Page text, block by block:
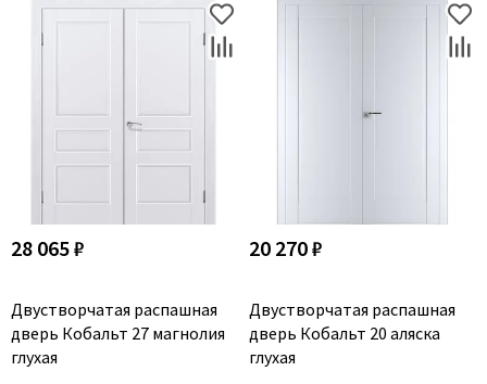
28 065 ₽
Двустворчатая распашная
дверь Кобальт 27 магнолия
глухая
20 270 ₽
Двустворчатая распашная
дверь Кобальт 20 аляска
глухая